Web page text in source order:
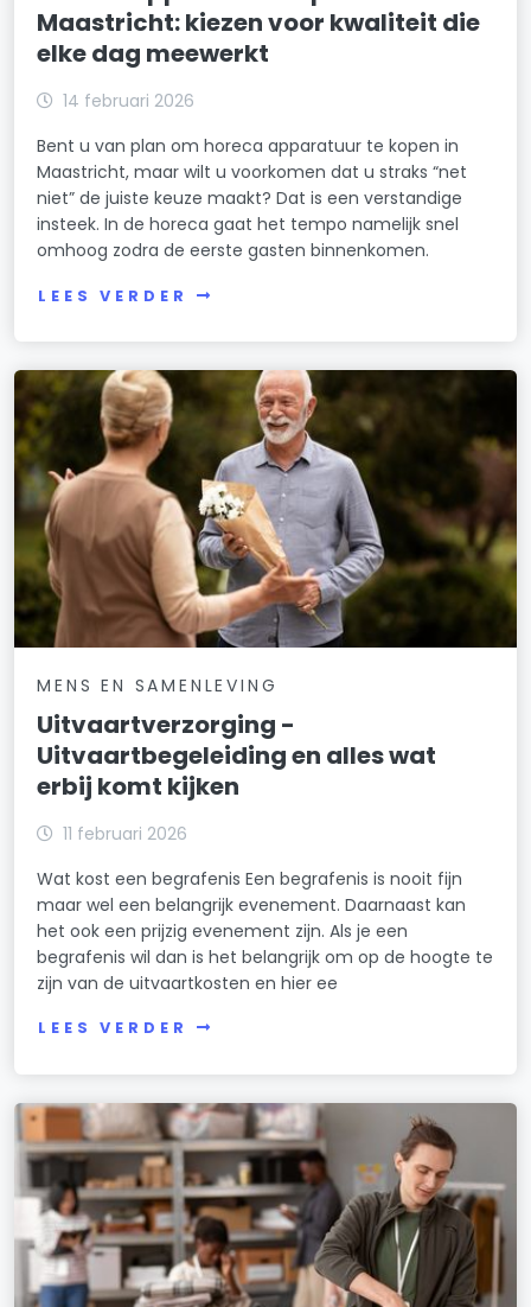
Maastricht: kiezen voor kwaliteit die
elke dag meewerkt
14 februari 2026
Bent u van plan om horeca apparatuur te kopen in
Maastricht, maar wilt u voorkomen dat u straks “net
niet” de juiste keuze maakt? Dat is een verstandige
insteek. In de horeca gaat het tempo namelijk snel
omhoog zodra de eerste gasten binnenkomen.
LEES VERDER
MENS EN SAMENLEVING
Uitvaartverzorging -
Uitvaartbegeleiding en alles wat
erbij komt kijken
11 februari 2026
Wat kost een begrafenis Een begrafenis is nooit fijn
maar wel een belangrijk evenement. Daarnaast kan
het ook een prijzig evenement zijn. Als je een
begrafenis wil dan is het belangrijk om op de hoogte te
zijn van de uitvaartkosten en hier ee
LEES VERDER